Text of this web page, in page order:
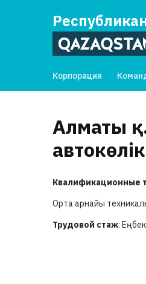
Корпорация
Алматы
Квалификационные
Орта арнайы
Трудовой стаж: